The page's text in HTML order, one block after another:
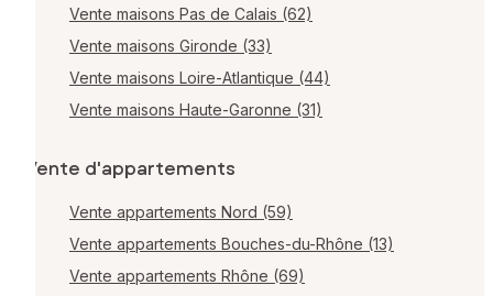
Vente maisons Pas de Calais (62)
Vente maisons Gironde (33)
Vente maisons Loire-Atlantique (44)
Vente maisons Haute-Garonne (31)
Vente d'appartements
Vente appartements Nord (59)
Vente appartements Bouches-du-Rhône (13)
Vente appartements Rhône (69)